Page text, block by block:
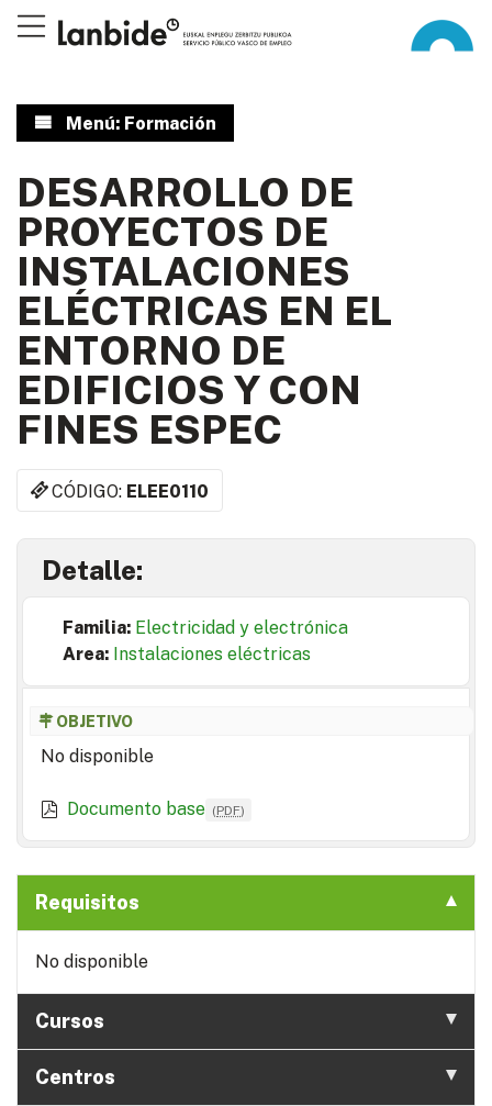
Menú: Formación
DESARROLLO DE
PROYECTOS DE
INSTALACIONES
ELÉCTRICAS EN EL
ENTORNO DE
EDIFICIOS Y CON
FINES ESPEC
CÓDIGO: ELEE0110
Detalle:
Familia: Electricidad y electrónica
Area: Instalaciones eléctricas
OBJETIVO
No disponible
Documento base (PDF)
Requisitos
No disponible
Cursos
Centros